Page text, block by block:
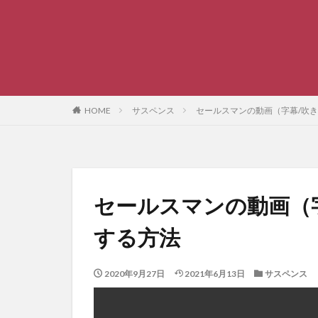
HOME サスペンス セールスマンの動画（字幕/吹
セールスマンの動画
する方法
2020年9月27日 2021年6月13日 サスペンス